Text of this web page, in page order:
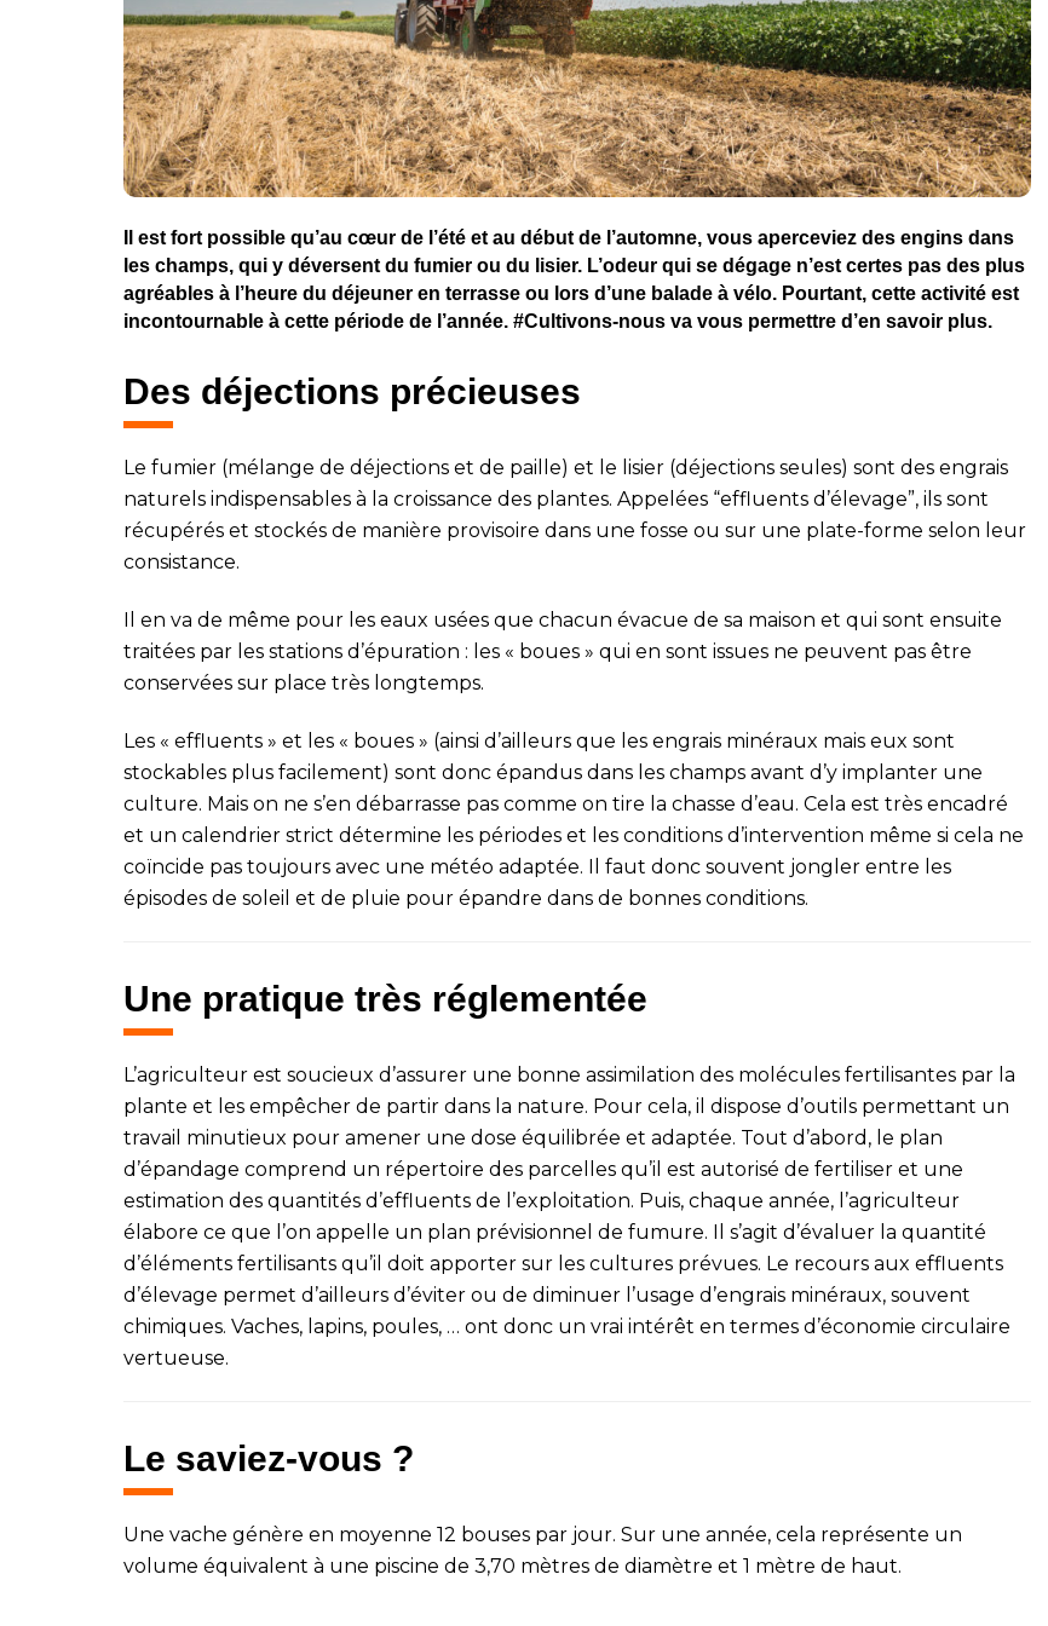
Il est fort possible qu’au cœur de l’été et au début de l’automne, vous aperceviez des engins dans
les champs, qui y déversent du fumier ou du lisier. L’odeur qui se dégage n’est certes pas des plus
agréables à l’heure du déjeuner en terrasse ou lors d’une balade à vélo. Pourtant, cette activité est
incontournable à cette période de l’année. #Cultivons-nous va vous permettre d’en savoir plus.
Des déjections précieuses
Le fumier (mélange de déjections et de paille) et le lisier (déjections seules) sont des engrais
naturels indispensables à la croissance des plantes. Appelées “effluents d’élevage”, ils sont
récupérés et stockés de manière provisoire dans une fosse ou sur une plate-forme selon leur
consistance.
Il en va de même pour les eaux usées que chacun évacue de sa maison et qui sont ensuite
traitées par les stations d’épuration : les « boues » qui en sont issues ne peuvent pas être
conservées sur place très longtemps.
Les « effluents » et les « boues » (ainsi d’ailleurs que les engrais minéraux mais eux sont
stockables plus facilement) sont donc épandus dans les champs avant d’y implanter une
culture. Mais on ne s’en débarrasse pas comme on tire la chasse d’eau. Cela est très encadré
et un calendrier strict détermine les périodes et les conditions d’intervention même si cela ne
coïncide pas toujours avec une météo adaptée. Il faut donc souvent jongler entre les
épisodes de soleil et de pluie pour épandre dans de bonnes conditions.
Une pratique très réglementée
L’agriculteur est soucieux d’assurer une bonne assimilation des molécules fertilisantes par la
plante et les empêcher de partir dans la nature. Pour cela, il dispose d’outils permettant un
travail minutieux pour amener une dose équilibrée et adaptée. Tout d’abord, le plan
d’épandage comprend un répertoire des parcelles qu’il est autorisé de fertiliser et une
estimation des quantités d’effluents de l’exploitation. Puis, chaque année, l’agriculteur
élabore ce que l’on appelle un plan prévisionnel de fumure. Il s’agit d’évaluer la quantité
d’éléments fertilisants qu’il doit apporter sur les cultures prévues. Le recours aux effluents
d’élevage permet d’ailleurs d’éviter ou de diminuer l’usage d’engrais minéraux, souvent
chimiques. Vaches, lapins, poules, … ont donc un vrai intérêt en termes d’économie circulaire
vertueuse.
Le saviez-vous ?
Une vache génère en moyenne 12 bouses par jour. Sur une année, cela représente un
volume équivalent à une piscine de 3,70 mètres de diamètre et 1 mètre de haut.